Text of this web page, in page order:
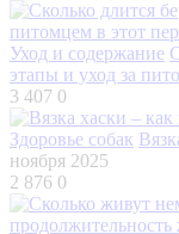
Уход и содержание
этапы и уход за
3 407 0
Здоровье собак
ноября 2025
2 876 0